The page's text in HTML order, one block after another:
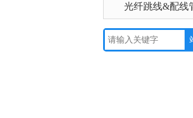
光纤跳线&配线